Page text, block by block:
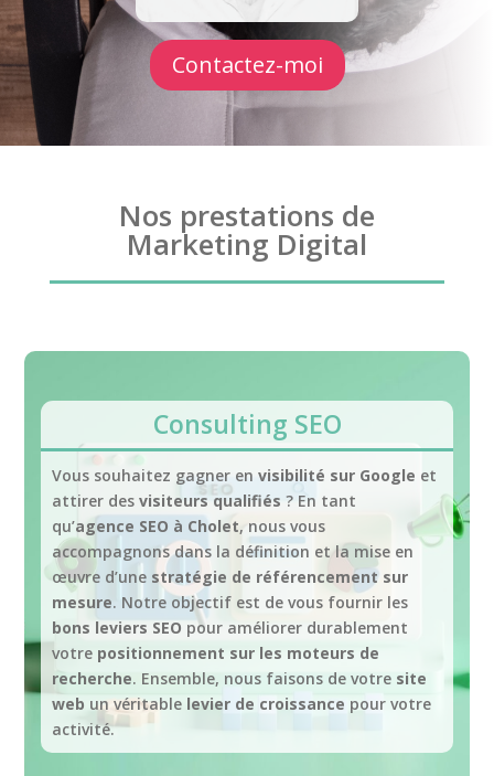
Contactez-moi
Nos prestations de
Marketing Digital
Consulting SEO
Vous souhaitez gagner envisibilité sur Google et
attirer desvisiteurs qualifiés ? En tant
qu’agence SEO à Cholet, nous vous
accompagnons dans la définition et la mise en
œuvre d’une stratégie de référencement sur
mesure. Notre objectif est de vous fournir les
bons leviers SEO pour améliorer durablement
votre positionnement sur les moteurs de
recherche. Ensemble, nous faisons de votre site
web un véritable levier de croissance pour votre
activité.